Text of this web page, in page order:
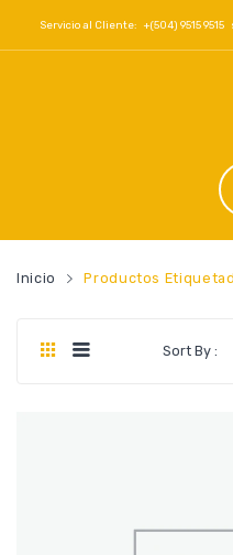
Servicio al Cliente: +(504) 9515 9515
Inicio Productos
Sort By :